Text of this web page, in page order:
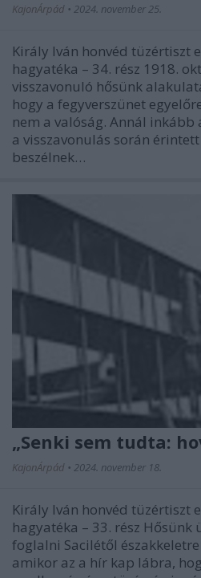
KajonÁrpád • 2024. november 25.
Király Iván honvéd tüzértiszt
hagyatéka – 34. rész 1918.
visszavonuló hősünk
hogy a fegyverszünet
nem a valóság. Annál inkább
a visszavonulás során
beszélnek…
„Senki sem tudta:
KajonÁrpád • 2024. november 18.
Király Iván honvéd tüzértiszt
hagyatéka – 33. rész
foglalni Sacilétől
amikor az a hír kap lábra,